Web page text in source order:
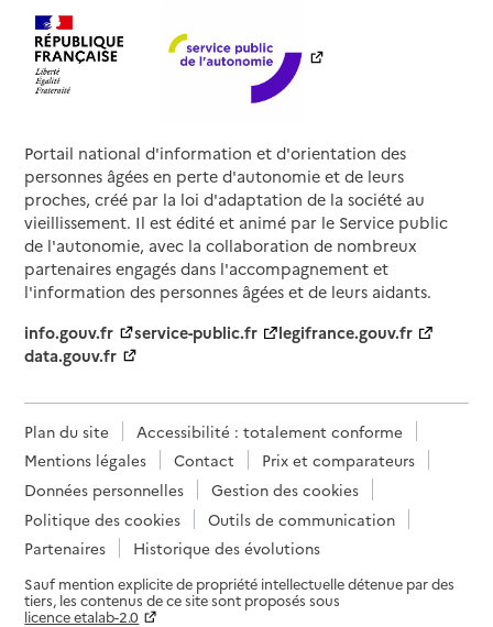
Portail national d'information et d'orientation des
personnes âgées en perte d'autonomie et de leurs
proches, créé par la loi d'adaptation de la société au
vieillissement. Il est édité et animé par le Service public
de l'autonomie, avec la collaboration de nombreux
partenaires engagés dans l'accompagnement et
l'information des personnes âgées et de leurs aidants.
info.gouv.fr
service-public.fr
legifrance.gouv.fr
data.gouv.fr
Plan du site
Accessibilité : totalement conforme
Mentions légales
Contact
Prix et comparateurs
Données personnelles
Gestion des cookies
Politique des cookies
Outils de communication
Partenaires
Historique des évolutions
Sauf mention explicite de propriété intellectuelle détenue par des
tiers, les contenus de ce site sont proposés sous
licence etalab-2.0